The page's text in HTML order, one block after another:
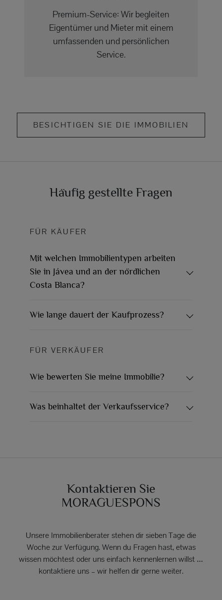
Premium-Service: Wir begleiten
Eigentümer und Mieter mit einem
umfassenden und persönlichen
Service.
BESICHTIGEN SIE DIE IMMOBILIEN
Häufig gestellte Fragen
FÜR KÄUFER
Mit welchen Immobilientypen arbeiten
Sie in Jávea und an der nördlichen
Costa Blanca?
Wie lange dauert der Kaufprozess?
FÜR VERKÄUFER
Wie bewerten Sie meine Immobilie?
Was beinhaltet der Verkaufsservice?
Kontaktieren Sie
MORAGUESPONS
Unsere Immobilienberater stehen dir sieben Tage die
Woche zur Verfügung. Wenn du Fragen hast, etwas
wissen möchtest oder uns einfach kennenlernen willst …
kontaktiere uns – wir helfen dir gerne weiter.